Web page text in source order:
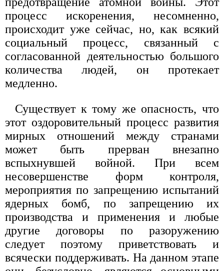
процесс искоренения, несомненно,
происходит уже сейчас, но, как всякий
социальный процесс, связанный с
согласованной деятельностью большого
количества людей, он протекает
медленно.
Существует к тому же опасность, что
этот оздоровительный процесс развития
мирных отношений между странами
может быть прерван внезапно
вспыхнувшей войной. При всем
несовершенстве форм контроля,
мероприятия по запрещению испытаний
ядерных бомб, по запрещению их
производства и применения и любые
другие договоры по разоружению
следует поэтому приветствовать и
всячески поддерживать. На данном этапе